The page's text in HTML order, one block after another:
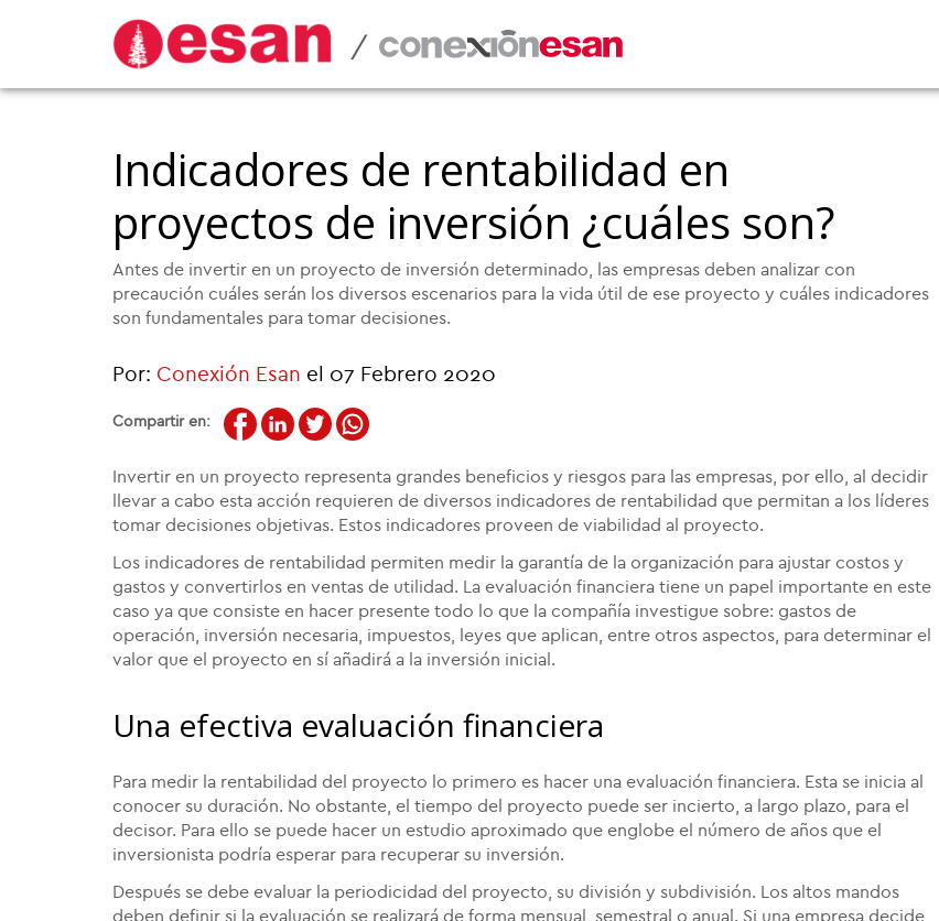
/
Indicadores de rentabilidad en
proyectos de inversión ¿cuáles son?
Antes de invertir en un proyecto de inversión determinado, las empresas deben analizar con
precaución cuáles serán los diversos escenarios para la vida útil de ese proyecto y cuáles indicadores
son fundamentales para tomar decisiones.
Por: Conexión Esan el 07 Febrero 2020
Compartir en:
Invertir en un proyecto representa grandes beneficios y riesgos para las empresas, por ello, al decidir
llevar a cabo esta acción requieren de diversos indicadores de rentabilidad que permitan a los líderes
tomar decisiones objetivas. Estos indicadores proveen de viabilidad al proyecto.
Los indicadores de rentabilidad permiten medir la garantía de la organización para ajustar costos y
gastos y convertirlos en ventas de utilidad. La evaluación financiera tiene un papel importante en este
caso ya que consiste en hacer presente todo lo que la compañía investigue sobre: gastos de
operación, inversión necesaria, impuestos, leyes que aplican, entre otros aspectos, para determinar el
valor que el proyecto en sí añadirá a la inversión inicial.
Una efectiva evaluación financiera
Para medir la rentabilidad del proyecto lo primero es hacer una evaluación financiera. Esta se inicia al
conocer su duración. No obstante, el tiempo del proyecto puede ser incierto, a largo plazo, para el
decisor. Para ello se puede hacer un estudio aproximado que englobe el número de años que el
inversionista podría esperar para recuperar su inversión.
Después se debe evaluar la periodicidad del proyecto, su división y subdivisión. Los altos mandos
deben definir si la evaluación se realizará de forma mensual, semestral o anual. Si una empresa decide